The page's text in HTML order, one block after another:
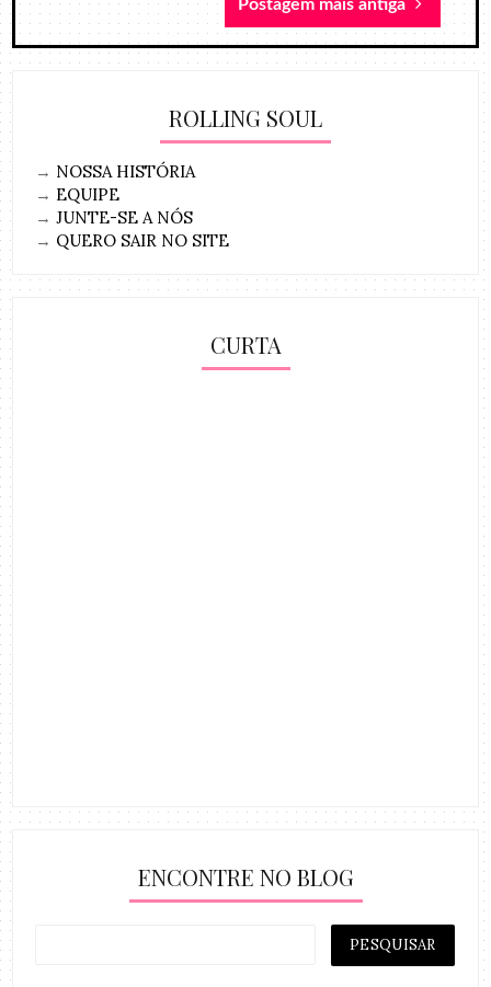
Postagem mais antiga
ROLLING SOUL
→ NOSSA HISTÓRIA
→ EQUIPE
→JUNTE-SE A NÓS
→ QUERO SAIR NO SITE
CURTA
ENCONTRE NO BLOG